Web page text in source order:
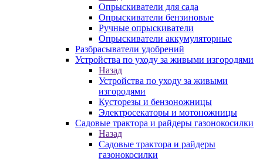
Опрыскиватели для сада
Опрыскиватели бензиновые
Ручные опрыскиватели
Опрыскиватели аккумуляторные
Разбрасыватели удобрений
Устройства по уходу за живыми изгородями
Назад
Устройства по уходу за живыми
изгородями
Кусторезы и бензоножницы
Электросекаторы и мотоножницы
Садовые трактора и райдеры газонокосилки
Назад
Садовые трактора и райдеры
газонокосилки